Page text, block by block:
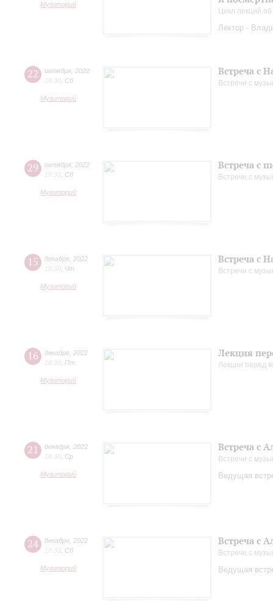
Музиторий
Цикл лекций
Лектор -
22 октября 2022
18:30 Сб
Музиторий
Встреча с
Встречи с
29 октября 2022
18:30 Сб
Музиторий
Встреча с
Встречи с
15 декабря 2022
18:30 Чт
Музиторий
Встреча с
Встречи с
16 декабря 2022
18:30 Пт
Музиторий
Лекция
Лекции перед
21 декабря 2022
18:30 Ср
Музиторий
Встреча с
Встречи с
Ведущая
24 декабря 2022
18:30 Сб
Музиторий
Встреча с
Встречи с
Ведущая